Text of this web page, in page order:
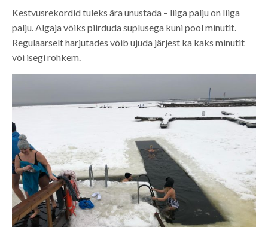
Kestvusrekordid tuleks ära unustada – liiga palju on liiga
palju. Algaja võiks piirduda suplusega kuni pool minutit.
Regulaarselt harjutades võib ujuda järjest ka kaks minutit
või isegi rohkem.